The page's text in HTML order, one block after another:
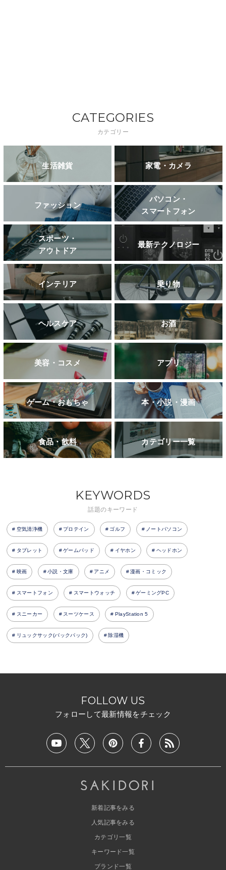
CATEGORIES
カテゴリー
生活雑貨 家電・カメラ
ファッション
パソコン・
スマートフォン
スポーツ・
アウトドア
最新テクノロジー
インテリア 乗り物
ヘルスケア お酒
美容・コスメ アプリ
ゲーム・おもちゃ 本・小説・漫画
食品・飲料 カテゴリー一覧
KEYWORDS
話題のキーワード
空気清浄機 プロテイン ゴルフ ノートパソコン
タブレット ゲームパッド イヤホン ヘッドホン
映画 小説・文庫 アニメ 漫画・コミック
スマートフォン スマートウォッチ ゲーミングPC
スニーカー スーツケース PlayStation 5
リュックサック(バックパック) 除湿機
FOLLOW US
フォローして最新情報をチェック
新着記事をみる
人気記事をみる
カテゴリ一覧
キーワード一覧
ブランド一覧